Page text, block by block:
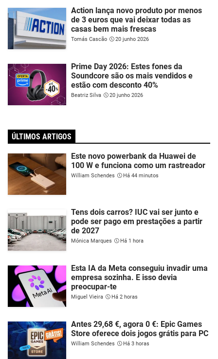
Action lança novo produto por menos
de 3 euros que vai deixar todas as
casas bem mais frescas
Tomás Cascão 20 junho 2026
Prime Day 2026: Estes fones da
Soundcore são os mais vendidos e
estão com desconto 40%
Beatriz Silva 20 junho 2026
ÚLTIMOS ARTIGOS
Este novo powerbank da Huawei de
100 W e funciona como um rastreador
William Schendes Há 44 minutos
Tens dois carros? IUC vai ser junto e
pode ser pago em prestações a partir
de 2027
Mónica Marques Há 1 hora
Esta IA da Meta conseguiu invadir uma
empresa sozinha. E isso devia
preocupar-te
Miguel Vieira Há 2 horas
Antes 29,68 €, agora 0 €: Epic Games
Store oferece dois jogos grátis para PC
William Schendes Há 3 horas